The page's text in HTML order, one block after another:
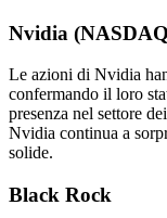
Nvidia
Le azioni di Nvidia
confermando il loro
presenza nel settore
Nvidia continua a
solide.
Black Rock